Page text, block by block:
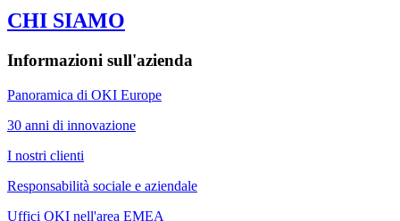
CHI SIAMO
Informazioni sull'azienda
Panoramica di OKI Europe
30 anni di innovazione
I nostri clienti
Responsabilità sociale e aziendale
Uffici OKI nell'area EMEA